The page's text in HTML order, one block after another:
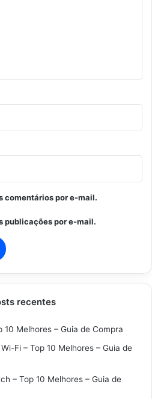
comentários por e-mail.
publicações por e-mail.
recentes
10 Melhores – Guia de Compra
Fi – Top 10 Melhores – Guia de
– Top 10 Melhores – Guia de